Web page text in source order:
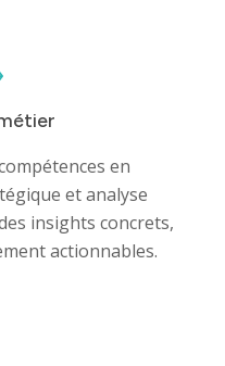
en
et analyse
insights concrets,
actionnables.